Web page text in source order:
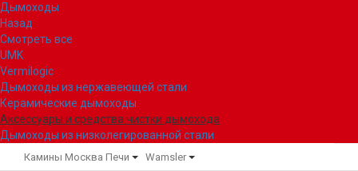
Дымоходы
Назад
Смотреть все
UMK
Vermilogic
Дымоходы из нержавеющей стали
Керамические дымоходы
Аксессуары и средства чистки дымохода
Дымоходы из низколегированной стали
Камины Москва Печи Wamsler